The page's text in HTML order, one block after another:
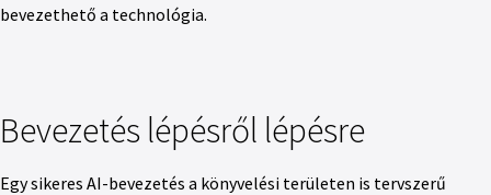
bevezethető a technológia.
Bevezetés lépésről lépésre
Egy sikeres AI-bevezetés a könyvelési területen is tervszerű